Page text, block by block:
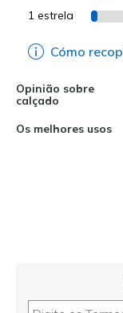
1 estrela
Cómo
Opinião sobre
calçado
Os melhores usos